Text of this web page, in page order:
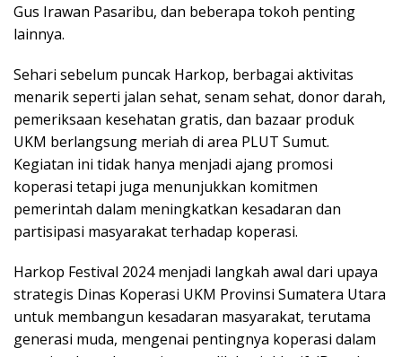
Gus Irawan Pasaribu, dan beberapa tokoh penting
lainnya.
Sehari sebelum puncak Harkop, berbagai aktivitas
menarik seperti jalan sehat, senam sehat, donor darah,
pemeriksaan kesehatan gratis, dan bazaar produk
UKM berlangsung meriah di area PLUT Sumut.
Kegiatan ini tidak hanya menjadi ajang promosi
koperasi tetapi juga menunjukkan komitmen
pemerintah dalam meningkatkan kesadaran dan
partisipasi masyarakat terhadap koperasi.
Harkop Festival 2024 menjadi langkah awal dari upaya
strategis Dinas Koperasi UKM Provinsi Sumatera Utara
untuk membangun kesadaran masyarakat, terutama
generasi muda, mengenai pentingnya koperasi dalam